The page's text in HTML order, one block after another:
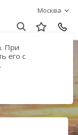
Москва
При
его с